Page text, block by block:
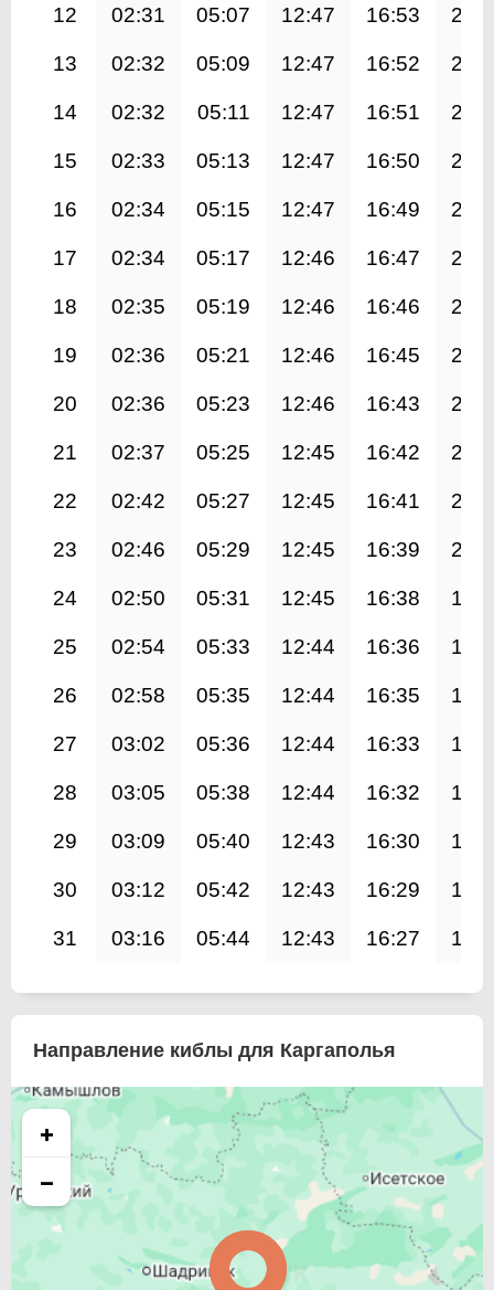
12 02:31 05:07 12:47 16:53
13 02:32 05:09 12:47 16:52
14 02:32 05:11 12:47 16:51
15 02:33 05:13 12:47 16:50
16 02:34 05:15 12:47 16:49
17 02:34 05:17 12:46 16:47
18 02:35 05:19 12:46 16:46
19 02:36 05:21 12:46 16:45
20 02:36 05:23 12:46 16:43
21 02:37 05:25 12:45 16:42
22 02:42 05:27 12:45 16:41
23 02:46 05:29 12:45 16:39
24 02:50 05:31 12:45 16:38
25 02:54 05:33 12:44 16:36
26 02:58 05:35 12:44 16:35
27 03:02 05:36 12:44 16:33
28 03:05 05:38 12:44 16:32
29 03:09 05:40 12:43 16:30
30 03:12 05:42 12:43 16:29
31 03:16 05:44 12:43 16:27
Направление киблы для Каргаполья
+
−